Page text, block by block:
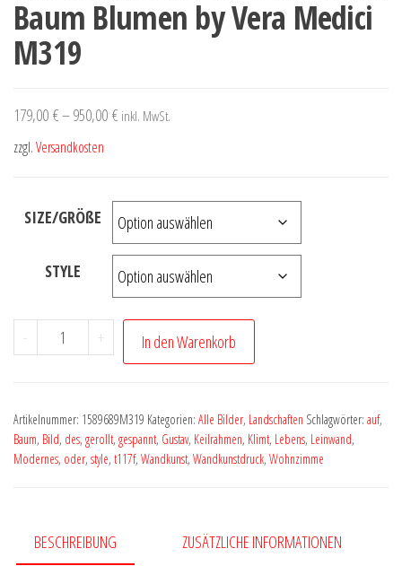
Baum Blumen by Vera Medici
M319
179,00 €–950,00 € inkl. MwSt.
zzgl.Versandkosten
SIZE/GRÖßE
STYLE
-
Landschaft
Bild
Baum
Blumen
Medici
+ In den Warenkorb
Artikelnummer: 1589689M319 Kategorien: Alle Bilder, Landschaften Schlagwörter: auf,
Baum, Bild, des, gerollt, gespannt, Gustav, Keilrahmen, Klimt, Lebens, Leinwand,
Modernes, oder, style, t117f, Wandkunst, Wandkunstdruck, Wohnzimme
BESCHREIBUNG ZUSÄTZLICHE INFORMATIONEN